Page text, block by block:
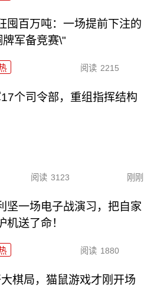
囤百万吨：一场提前下注的
牌军备竞赛\"
阅读 2215
个司令部，重组指挥结构
阅读 3123 刚刚
坚一场电子战演习，把自家
机送了命！
阅读 1880
棋局，猫鼠游戏才刚开场